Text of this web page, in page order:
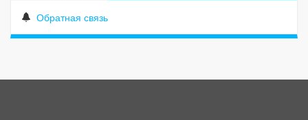
Обратная связь